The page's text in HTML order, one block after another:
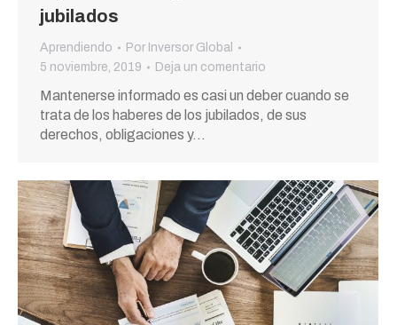
jubilados
Aprendiendo Por Inversor Global
5 noviembre, 2019
Deja un comentario
Mantenerse informado es casi un deber cuando se
trata de los haberes de los jubilados, de sus
derechos, obligaciones y…